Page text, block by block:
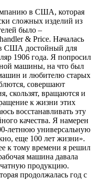
в США, которая
сложных изделий из
было –
& Price. Началась
США достойный для
1906 года. Я попросил
машины, на что был
и любителю старых
совершают
скользят, вращаются и
к жизни этих
восстанавливать эту
качества. Я намерен
летнюю универсальную
еще 100 лет жизни».
к тому времени я решил
машина давала
продукцию.
продолжалась год с